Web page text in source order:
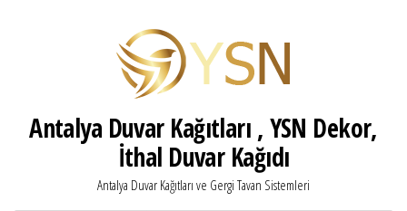
Antalya Duvar Kağıtları , YSN Dekor,
İthal Duvar Kağıdı
Antalya Duvar Kağıtları ve Gergi Tavan Sistemleri